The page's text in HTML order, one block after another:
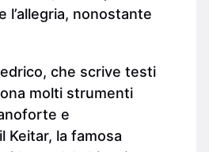
l’allegria, nonostante
che scrive testi
molti strumenti
e
Keitar, la famosa